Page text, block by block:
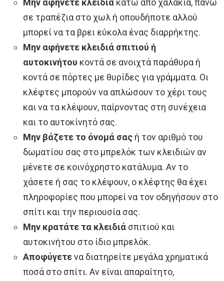
Μην αφήνετε κλειδιά κάτω από χαλάκια, πάνω
σε τραπέζια στο χωλ ή οπουδήποτε αλλού
μπορεί να τα βρει εύκολα ένας διαρρήκτης.
Μην αφήνετε κλειδιά σπιτιού ή
αυτοκινήτου κοντά σε ανοιχτά παράθυρα ή
κοντά σε πόρτες με θυρίδες για γράμματα. Οι
κλέφτες μπορούν να απλώσουν το χέρι τους
και να τα κλέψουν, παίρνοντας στη συνέχεια
και το αυτοκίνητό σας.
Μην βάζετε το όνομά σας ή τον αριθμό του
δωματίου σας στο μπρελόκ των κλειδιών αν
μένετε σε κοινόχρηστο κατάλυμα. Αν το
χάσετε ή σας το κλέψουν, ο κλέφτης θα έχει
πληροφορίες που μπορεί να τον οδηγήσουν στο
σπίτι και την περιουσία σας.
Μην κρατάτε τα κλειδιά σπιτιού και
αυτοκινήτου στο ίδιο μπρελόκ.
Αποφύγετενα διατηρείτε μεγάλα χρηματικά
ποσά στο σπίτι. Αν είναι απαραίτητο,